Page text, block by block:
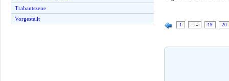
Trabantszene
Vorgestellt
1 19 20